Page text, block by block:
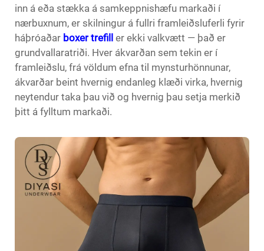
inn á eða stækka á samkeppnishæfu markaði í
nærbuxnum, er skilningur á fullri framleiðsluferli fyrir
háþróaðar boxer trefill er ekki valkvætt — það er
grundvallaratriði. Hver ákvarðan sem tekin er í
framleiðslu, frá völdum efna til mynsturhönnunar,
ákvarðar beint hvernig endanleg klæði virka, hvernig
neytendur taka þau við og hvernig þau setja merkið
þitt á fylltum markaði.